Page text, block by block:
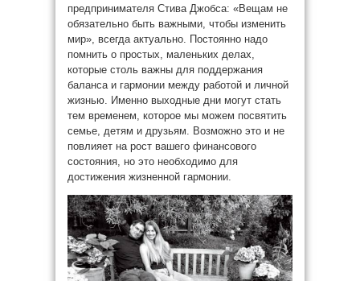
предпринимателя Стива Джобса: «Вещам не
обязательно быть важными, чтобы изменить
мир», всегда актуально. Постоянно надо
помнить о простых, маленьких делах,
которые столь важны для поддержания
баланса и гармонии между работой и личной
жизнью. Именно выходные дни могут стать
тем временем, которое мы можем посвятить
семье, детям и друзьям. Возможно это и не
повлияет на рост вашего финансового
состояния, но это необходимо для
достижения жизненной гармонии.